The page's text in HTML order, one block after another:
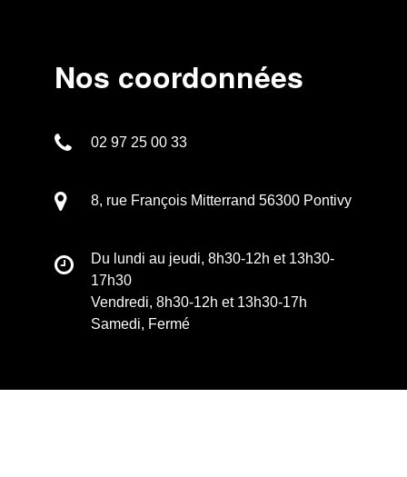
Nos coordonnées
02 97 25 00 33
8, rue François Mitterrand 56300 Pontivy
Du lundi au jeudi, 8h30-12h et 13h30-
17h30
Vendredi, 8h30-12h et 13h30-17h
Samedi, Fermé